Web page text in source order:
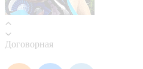
Договорная